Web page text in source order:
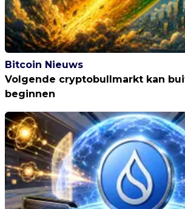
Bitcoin Nieuws
Volgende cryptobullmarkt kan
beginnen